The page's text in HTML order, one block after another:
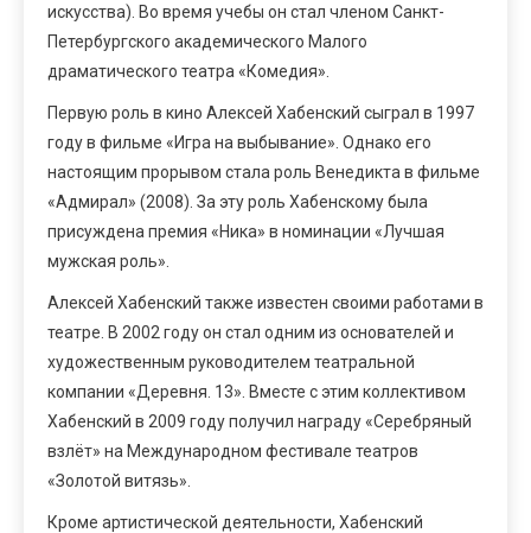
искусства). Во время учебы он стал членом Санкт-
Петербургского академического Малого
драматического театра «Комедия».
Первую роль в кино Алексей Хабенский сыграл в 1997
году в фильме «Игра на выбывание». Однако его
настоящим прорывом стала роль Венедикта в фильме
«Адмирал» (2008). За эту роль Хабенскому была
присуждена премия «Ника» в номинации «Лучшая
мужская роль».
Алексей Хабенский также известен своими работами в
театре. В 2002 году он стал одним из основателей и
художественным руководителем театральной
компании «Деревня. 13». Вместе с этим коллективом
Хабенский в 2009 году получил награду «Серебряный
взлёт» на Международном фестивале театров
«Золотой витязь».
Кроме артистической деятельности, Хабенский